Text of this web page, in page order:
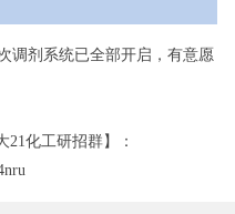
调剂系统已全部开启，有意愿
化工研招群】：